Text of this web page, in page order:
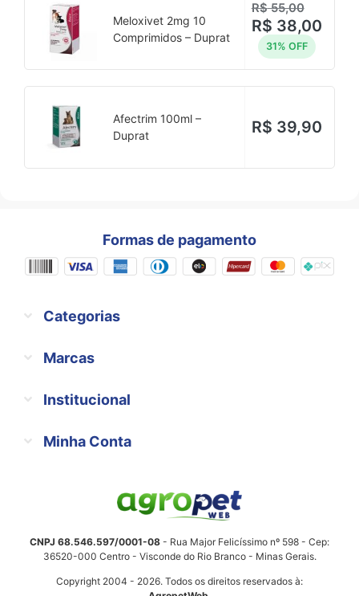
Meloxivet 2mg 10
Comprimidos – Duprat
R$55,00
R$ 38,00
31% OFF
Afectrim 100ml –
Duprat
R$ 39,90
Formas de pagamento
Categorias
Marcas
Institucional
Minha Conta
CNPJ 68.546.597/0001-08 - Rua Major Felicíssimo nº 598 - Cep:
36520-000 Centro - Visconde do Rio Branco - Minas Gerais.
Copyright 2004 - 2026. Todos os direitos reservados à: